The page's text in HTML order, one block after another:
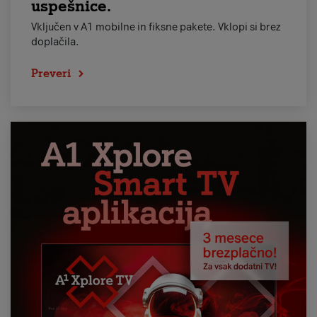
uspešnice.
Vključen v A1 mobilne in fiksne pakete. Vklopi si brez
doplačila.
Preveri